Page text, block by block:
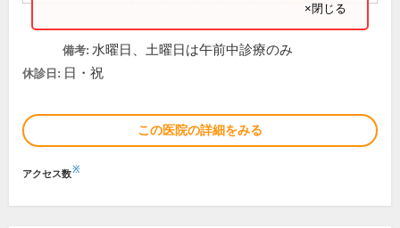
×閉じる
備考: 水曜日、土曜日は午前中診療のみ
休診日: 日・祝
この医院の詳細をみる
アクセス数※